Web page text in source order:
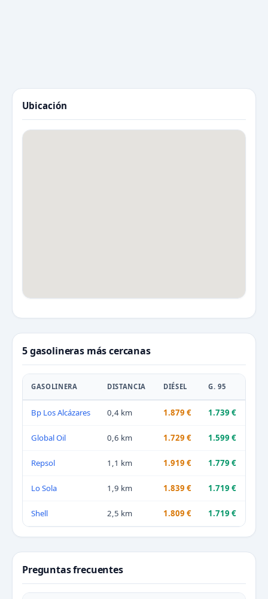
Ubicación
5 gasolineras más cercanas
GASOLINERA DISTANCIA DIÉSEL G. 95
Bp Los Alcázares 0,4 km 1.879 € 1.739 €
Global Oil 0,6 km 1.729 € 1.599 €
Repsol 1,1 km 1.919 € 1.779 €
Lo Sola 1,9 km 1.839 € 1.719 €
Shell 2,5 km 1.809 € 1.719 €
Preguntas frecuentes